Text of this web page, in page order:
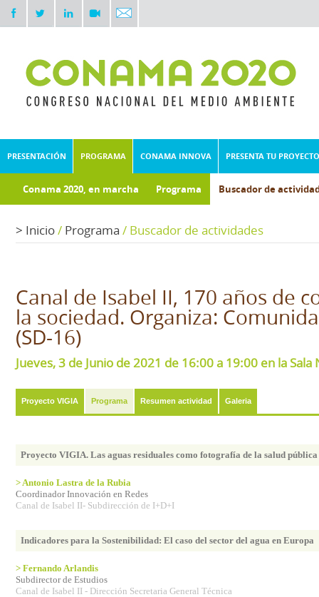
PRESENTACIÓN PROGRAMA CONAMA INNOVA PRESENTA TU PROYECTO
Conama 2020, en marcha Programa Buscador de
> Inicio/ Programa / Buscador de actividades
Canal de Isabel II, 170 años de
la sociedad. Organiza:
(SD-16)
Jueves, 3 de Junio de 2021 de 16:00 a 19:00 en la Sala
Proyecto VIGIA Programa Resumen actividad Galeria
Proyecto VIGIA. Las aguas residuales como fotografía de la salud pública
> Antonio Lastra de la Rubia
Coordinador Innovación en Redes
Canal de Isabel II- Subdirección de I+D+I
Indicadores para la Sostenibilidad: El caso del sector del agua en Europa
> Fernando Arlandis
Subdirector de Estudios
Canal de Isabel II - Dirección Secretaria General Técnica